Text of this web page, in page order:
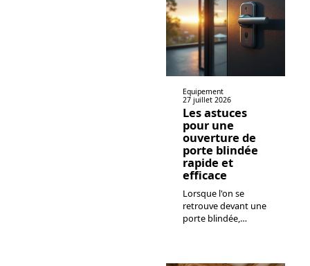
Equipement
27 juillet 2026
Les astuces
pour une
ouverture de
porte blindée
rapide et
efficace
Lorsque l'on se
retrouve devant une
porte blindée,…